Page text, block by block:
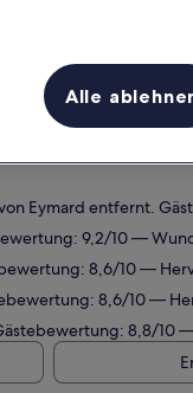
7.
Eymard entfernt.
9,2/10 —
8,6/10 —
8,6/10 —
8,8/10
Alle